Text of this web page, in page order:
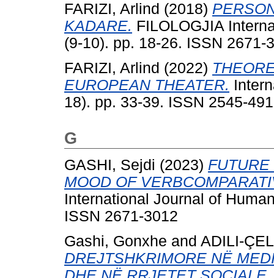
FARIZI, Arlind (2018)
KADARE. FILOLOGJIA
(9-10). pp. 18-26. ISSN 2671-
FARIZI, Arlind (2022)
EUROPEAN THEATER.
18). pp. 33-39. ISSN 2545-
G
GASHI, Sejdi (2023)
MOOD OF
International Journal of
ISSN 2671-3012
Gashi, Gonxhe and ADILI-
DREJTSHKRIMORE NË